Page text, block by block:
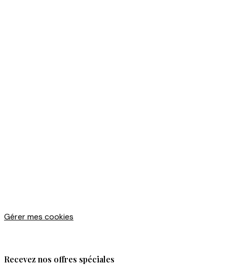
Gérer mes cookies
Recevez nos offres spéciales